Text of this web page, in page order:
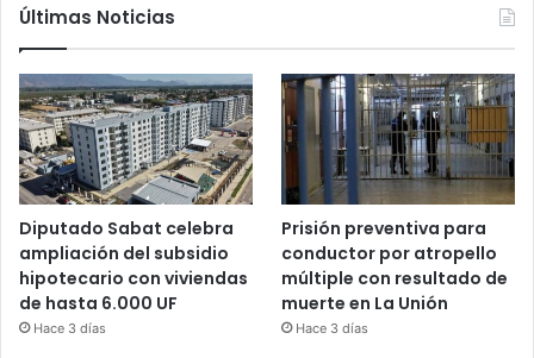
Últimas Noticias
Diputado Sabat celebra
ampliación del subsidio
hipotecario con viviendas
de hasta 6.000 UF
Hace 3 días
Prisión preventiva para
conductor por atropello
múltiple con resultado de
muerte en La Unión
Hace 3 días